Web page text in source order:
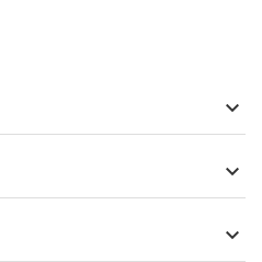


